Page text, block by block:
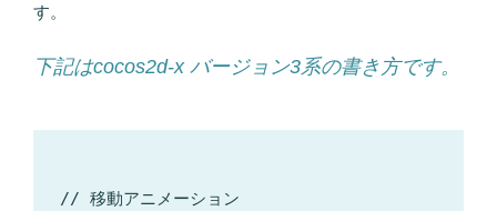
す。
下記はcocos2d-x バージョン3系の書き方です。
// 移動アニメーション